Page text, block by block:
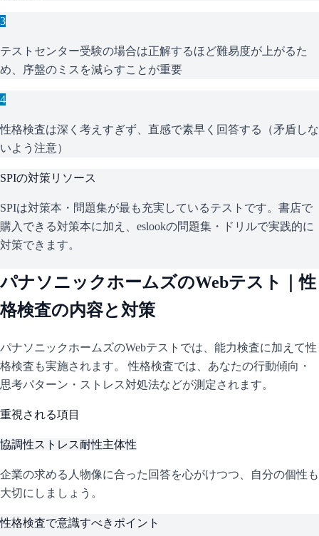
3
テストセンター受験の場合は正解するほど難易度が上がるた
め、序盤のミスを減らすことが重要
4
性格検査は深く考えすぎず、直感で素早く回答する（矛盾しな
いよう注意）
SPIの対策リソース
SPIは対策本・問題集が最も充実しているテストです。書店で
購入できる対策本に加え、eslookの問題集・ドリルで実践的に
対策できます。
パナソニックホームズのWebテスト｜性
格検査の内容と対策
パナソニックホームズのWebテストでは、能力検査に加えて性
格検査も実施されます。 性格検査では、あなたの行動傾向・
思考パターン・ストレス対処法などが測定されます。
重視される項目
協調性ストレス耐性主体性
企業の求める人物像に合った回答を心がけつつ、自分の個性も
大切にしましょう。
性格検査で意識すべきポイント